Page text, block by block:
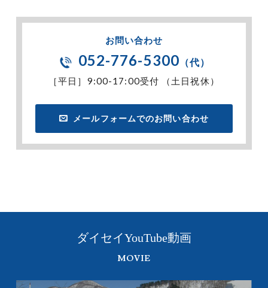
お問い合わせ
052-776-5300 （代）
［平日］9:00-17:00受付 （土日祝休）
メールフォームでのお問い合わせ
ダイセイYouTube動画
MOVIE